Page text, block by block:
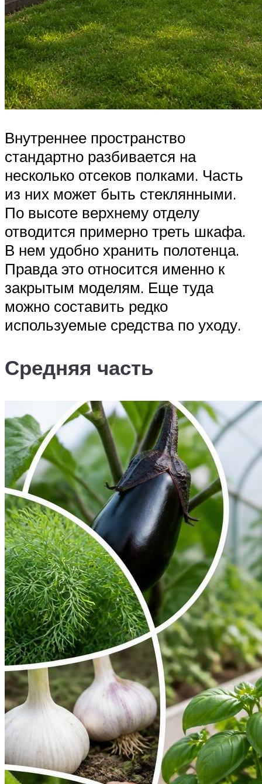
Внутреннее пространство
стандартно разбивается на
несколько отсеков полками. Часть
из них может быть стеклянными.
По высоте верхнему отделу
отводится примерно треть шкафа.
В нем удобно хранить полотенца.
Правда это относится именно к
закрытым моделям. Еще туда
можно составить редко
используемые средства по уходу.
Средняя часть